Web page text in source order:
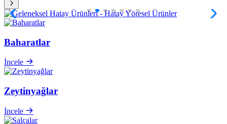
Baharatlar
İncele
Zeytinyağlar
İncele